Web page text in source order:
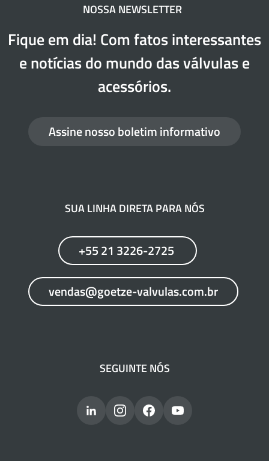
NOSSA NEWSLETTER
Fique em dia! Com fatos interessantes
e notícias do mundo das válvulas e
acessórios.
Assine nosso boletim informativo
SUA LINHA DIRETA PARA NÓS
+55 21 3226-2725
vendas@goetze-valvulas.com.br
SEGUINTE NÓS